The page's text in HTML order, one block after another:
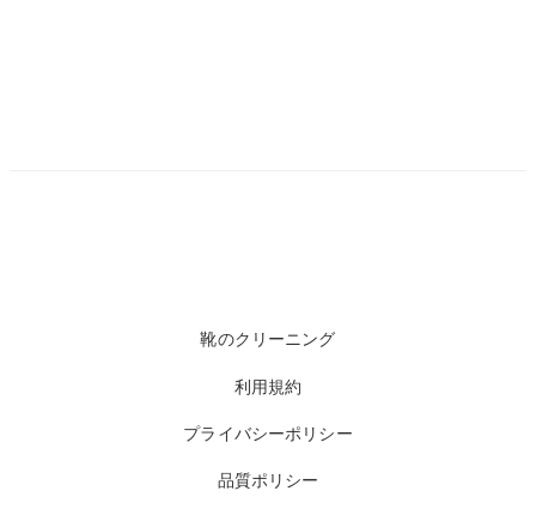
靴のクリーニング
利用規約
プライバシーポリシー
品質ポリシー